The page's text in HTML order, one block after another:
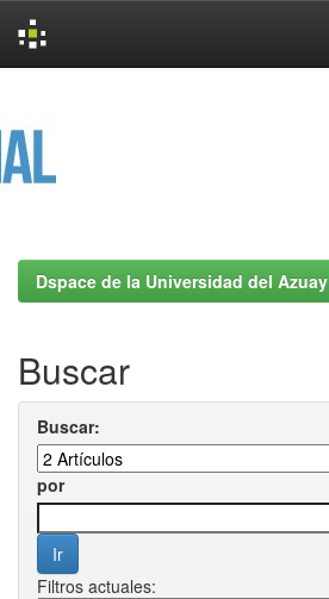
Dspace de la Universidad del Azuay
Buscar
Buscar:
por
Filtros actuales: